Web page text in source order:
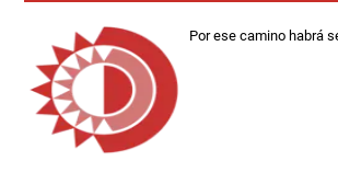
Por ese camino habrá